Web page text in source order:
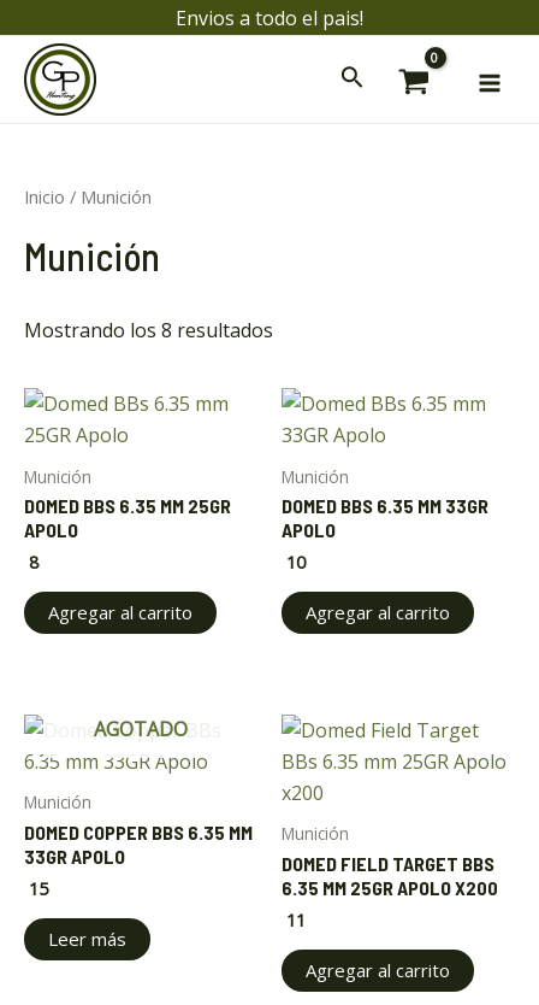
contenido
Envios a todo el pais!
Inicio / Munición
Munición
Mostrando los 8 resultados
Munición
DOMED BBS 6.35 MM 25GR
APOLO
8
Agregar al carrito
Munición
DOMED BBS 6.35 MM 33GR
APOLO
10
Agregar al carrito
AGOTADO
Munición
DOMED COPPER BBS 6.35 MM
33GR APOLO
15
Leer más
Munición
DOMED FIELD TARGET BBS
6.35 MM 25GR APOLO X200
11
Agregar al carrito